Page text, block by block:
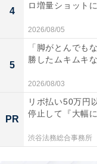
4
ロ増量ショット
2026/08/05
5
「脚がとんでも
勝したムキムキ
2026/08/03
PR
リボ払い50万円
停止して『大幅
渋谷法務総合事務所